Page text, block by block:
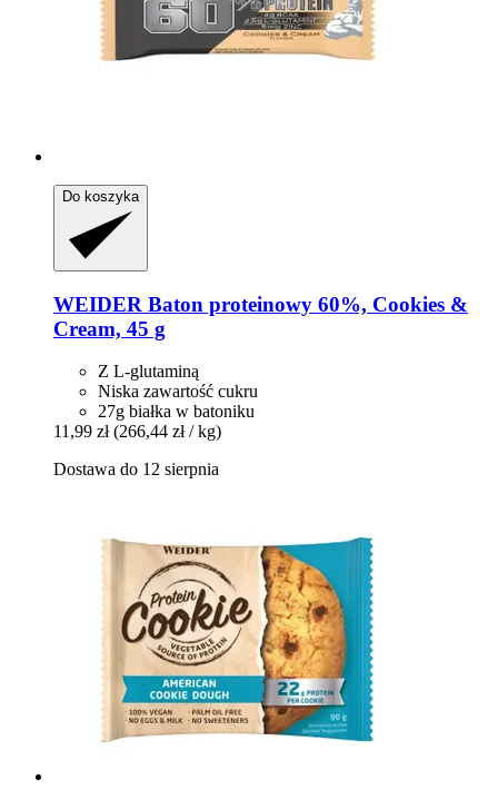
Do koszyka
WEIDER Baton proteinowy 60%, Cookies &
Cream, 45 g
Z L-glutaminą
Niska zawartość cukru
27g białka w batoniku
11,99 zł (266,44 zł / kg)
Dostawa do 12 sierpnia